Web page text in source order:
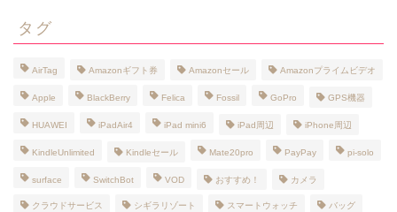
タグ
AirTag Amazonギフト券 Amazonセール Amazonプライムビデオ
Apple BlackBerry Felica Fossil GoPro GPS機器
HUAWEI iPadAir4 iPad mini6 iPad周辺 iPhone周辺
KindleUnlimited Kindleセール Mate20pro PayPay pi-solo
surface SwitchBot VOD おすすめ！ カメラ
クラウドサービス シギラリゾート スマートウォッチ バッグ